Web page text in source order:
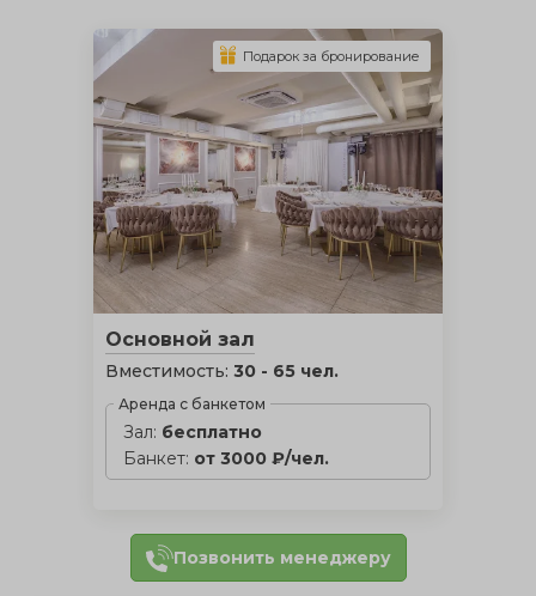
Основной зал
Вместимость: 30 - 65 чел.
Аренда с банкетом
Зал: бесплатно
Банкет: от 3000 ₽/чел.
Подарок за бронирование
Позвонить менеджеру